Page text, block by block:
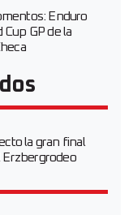
Enduro
GP de la
la gran final
Erzbergrodeo